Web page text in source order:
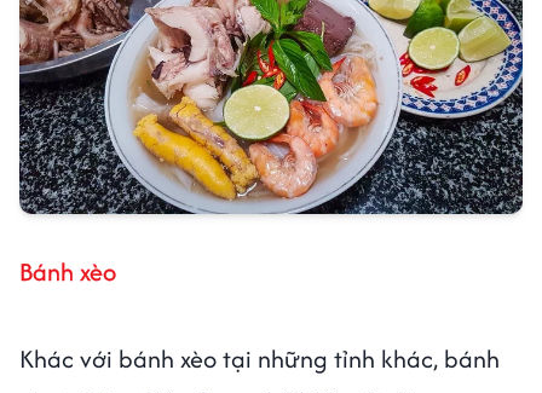
Bánh xèo
Khác với bánh xèo tại những tỉnh khác, bánh